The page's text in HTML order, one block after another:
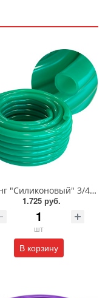
Шланг "Силиконовый" 3/4" 18*22мм 20м 1-сл/Дальняя заимка
1.725 руб.
шт
В корзину